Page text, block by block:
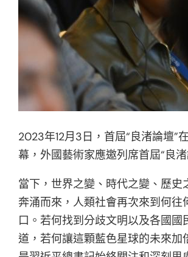
2023年12月3日，首屆“良渚論壇”
幕，外國藝術家應邀列席首屆“良渚
當下，世界之變、時代之變、歷史
奔涌而來，人類社會再次來到何往
口。若何找到分歧文明以及各國國
道，若何讓這顆藍色星球的未來加